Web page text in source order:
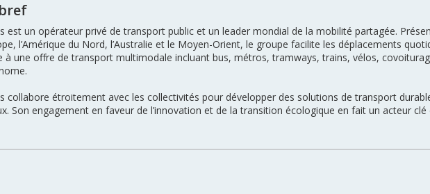
est un opérateur privé de transport public et un leader mondial de la mobilité partagée.
l’Amérique du Nord, l’Australie et le Moyen-Orient, le groupe facilite les déplacements
à une offre de transport multimodale incluant bus, métros, tramways, trains, vélos,
collabore étroitement avec les collectivités pour développer des solutions de transport
Son engagement en faveur de l’innovation et de la transition écologique en fait un acteur